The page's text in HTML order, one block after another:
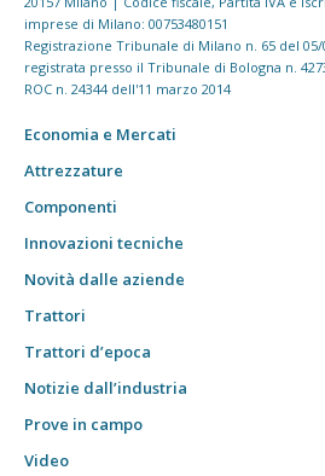
imprese di Milano: 00753480151
Registrazione Tribunale di Milano n. 65 del
registrata presso il Tribunale di Bologna n.
ROC n. 24344 dell'11 marzo 2014
Economia e Mercati
Attrezzature
Componenti
Innovazioni tecniche
Novità dalle aziende
Trattori
Trattori d’epoca
Notizie dall’industria
Prove in campo
Video